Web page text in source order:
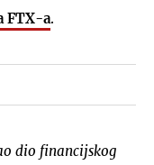
FTX-a.
dio financijskog